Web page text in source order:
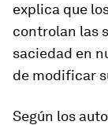
explica que
controlan las
saciedad en
de modificar
Según los